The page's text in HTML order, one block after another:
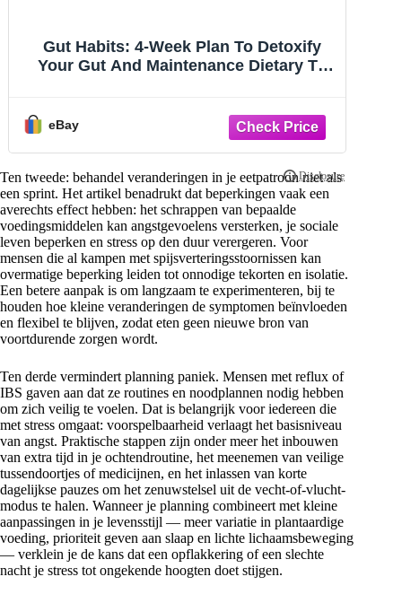
Gut Habits: 4-Week Plan To Detoxify
Your Gut And Maintenance Dietary To
eBay
Ten tweede: behandel veranderingen in je eetpatroon niet als
een sprint. Het artikel benadrukt dat beperkingen vaak een
averechts effect hebben: het schrappen van bepaalde
voedingsmiddelen kan angstgevoelens versterken, je sociale
leven beperken en stress op den duur verergeren. Voor
mensen die al kampen met spijsverteringsstoornissen kan
overmatige beperking leiden tot onnodige tekorten en isolatie.
Een betere aanpak is om langzaam te experimenteren, bij te
houden hoe kleine veranderingen de symptomen beïnvloeden
en flexibel te blijven, zodat eten geen nieuwe bron van
voortdurende zorgen wordt.
Ten derde vermindert planning paniek. Mensen met reflux of
IBS gaven aan dat ze routines en noodplannen nodig hebben
om zich veilig te voelen. Dat is belangrijk voor iedereen die
met stress omgaat: voorspelbaarheid verlaagt het basisniveau
van angst. Praktische stappen zijn onder meer het inbouwen
van extra tijd in je ochtendroutine, het meenemen van veilige
tussendoortjes of medicijnen, en het inlassen van korte
dagelijkse pauzes om het zenuwstelsel uit de vecht-of-vlucht-
modus te halen. Wanneer je planning combineert met kleine
aanpassingen in je levensstijl — meer variatie in plantaardige
voeding, prioriteit geven aan slaap en lichte lichaamsbeweging
— verklein je de kans dat een opflakkering of een slechte
nacht je stress tot ongekende hoogten doet stijgen.